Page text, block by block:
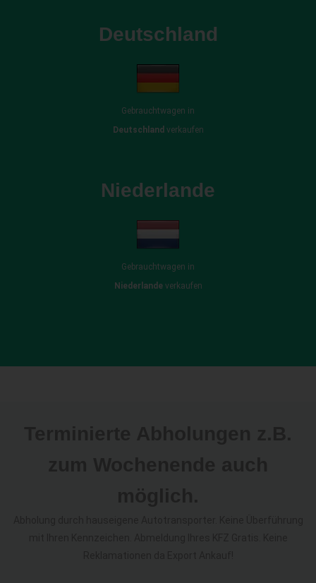
Deutschland
Gebrauchtwagen in
Deutschland verkaufen
Niederlande
Gebrauchtwagen in
Niederlandeverkaufen